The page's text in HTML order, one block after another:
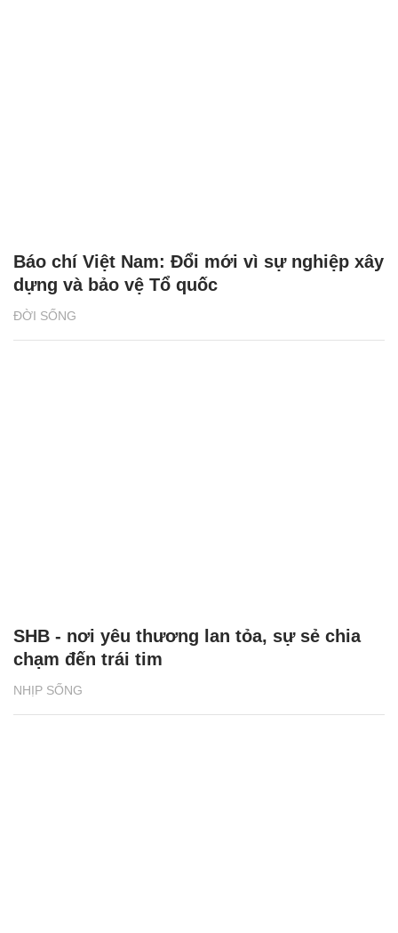
ĐỜI SỐNG
Báo chí Việt Nam: Đổi mới vì sự nghiệp xây
dựng và bảo vệ Tổ quốc
NHỊP SỐNG
SHB - nơi yêu thương lan tỏa, sự sẻ chia
chạm đến trái tim